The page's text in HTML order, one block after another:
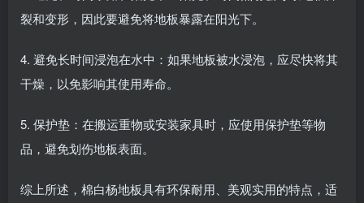
裂和变形，因此要避免将地板暴露在阳光下。
4. 避免长时间浸泡在水中：如果地板被水浸泡，应尽快将其
干燥，以免影响其使用寿命。
5. 保护垫：在搬运重物或安装家具时，应使用保护垫等物
品，避免划伤地板表面。
综上所述，棉白杨地板具有环保耐用、美观实用的特点，适